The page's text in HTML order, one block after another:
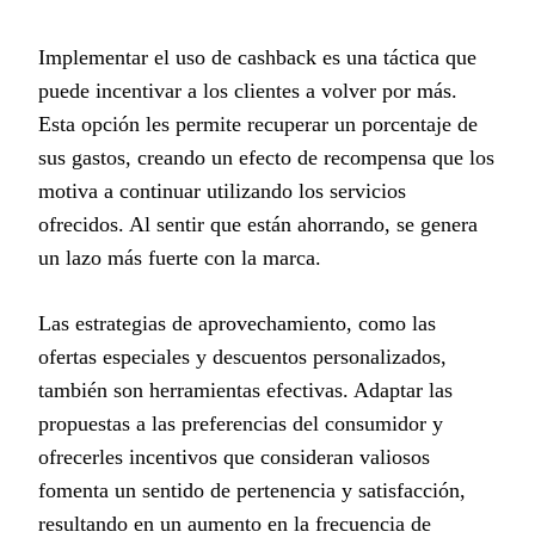
Implementar el uso de cashback es una táctica que
puede incentivar a los clientes a volver por más.
Esta opción les permite recuperar un porcentaje de
sus gastos, creando un efecto de recompensa que los
motiva a continuar utilizando los servicios
ofrecidos. Al sentir que están ahorrando, se genera
un lazo más fuerte con la marca.
Las estrategias de aprovechamiento, como las
ofertas especiales y descuentos personalizados,
también son herramientas efectivas. Adaptar las
propuestas a las preferencias del consumidor y
ofrecerles incentivos que consideran valiosos
fomenta un sentido de pertenencia y satisfacción,
resultando en un aumento en la frecuencia de